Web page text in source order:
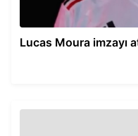
Lucas Moura imzayı